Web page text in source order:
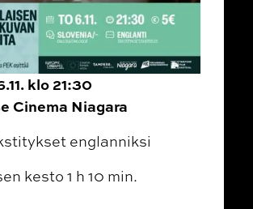
klo 21:30
Cinema Niagara
englanniksi
kesto 1 h 10 min.